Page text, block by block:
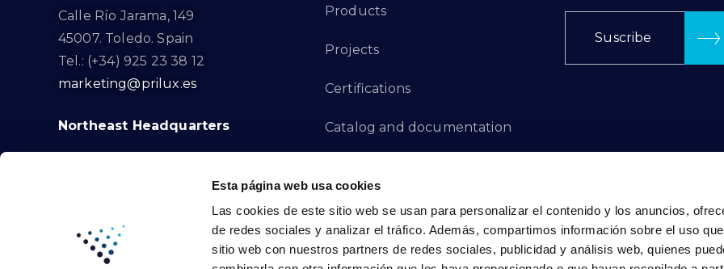
Esta página web usa cookies
Las cookies de este sitio web se usan para personalizar el contenido y los anuncios,
de redes sociales y analizar el tráfico. Además, compartimos información sobre el uso
sitio web con nuestros partners de redes sociales, publicidad y análisis web, quienes
Calle Río Jarama, 149
45007. Toledo. Spain
Tel.: (+34) 925 23 38 12
marketing@prilux.es
Northeast Headquarters
08791. Sant Llorenç d’Hortons.
Tel.: (+34) 93 719 23 29
marketing@prilux.es
Products
Projects
Certifications
Catalog and documentation
Complaints Channel
Contact
Suscribe